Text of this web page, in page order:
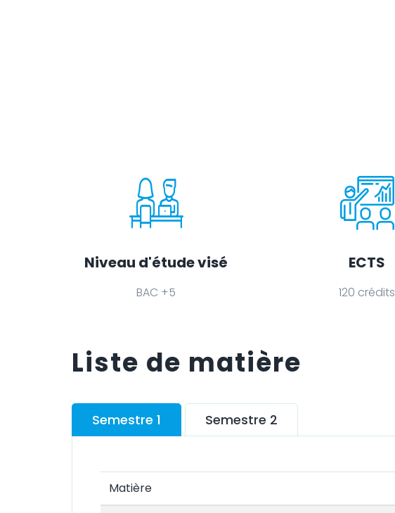
Niveau d'étude visé
BAC +5
ECTS
120 crédits
Liste de matière
Semestre 1 Semestre 2
Matière